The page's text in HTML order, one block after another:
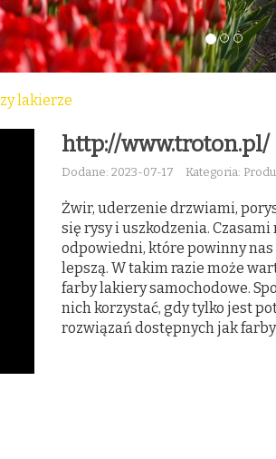
lakierze
http://www.troton.pl/
Dodane: 2023-07-17 Kategoria:
Żwir, uderzenie drzwiami,
się rysy i uszkodzenia.
odpowiedni, które powinny
lepszą. W takim razie może
farby lakiery samochodowe.
nich korzystać, gdy tylko jest
rozwiązań dostępnych jak